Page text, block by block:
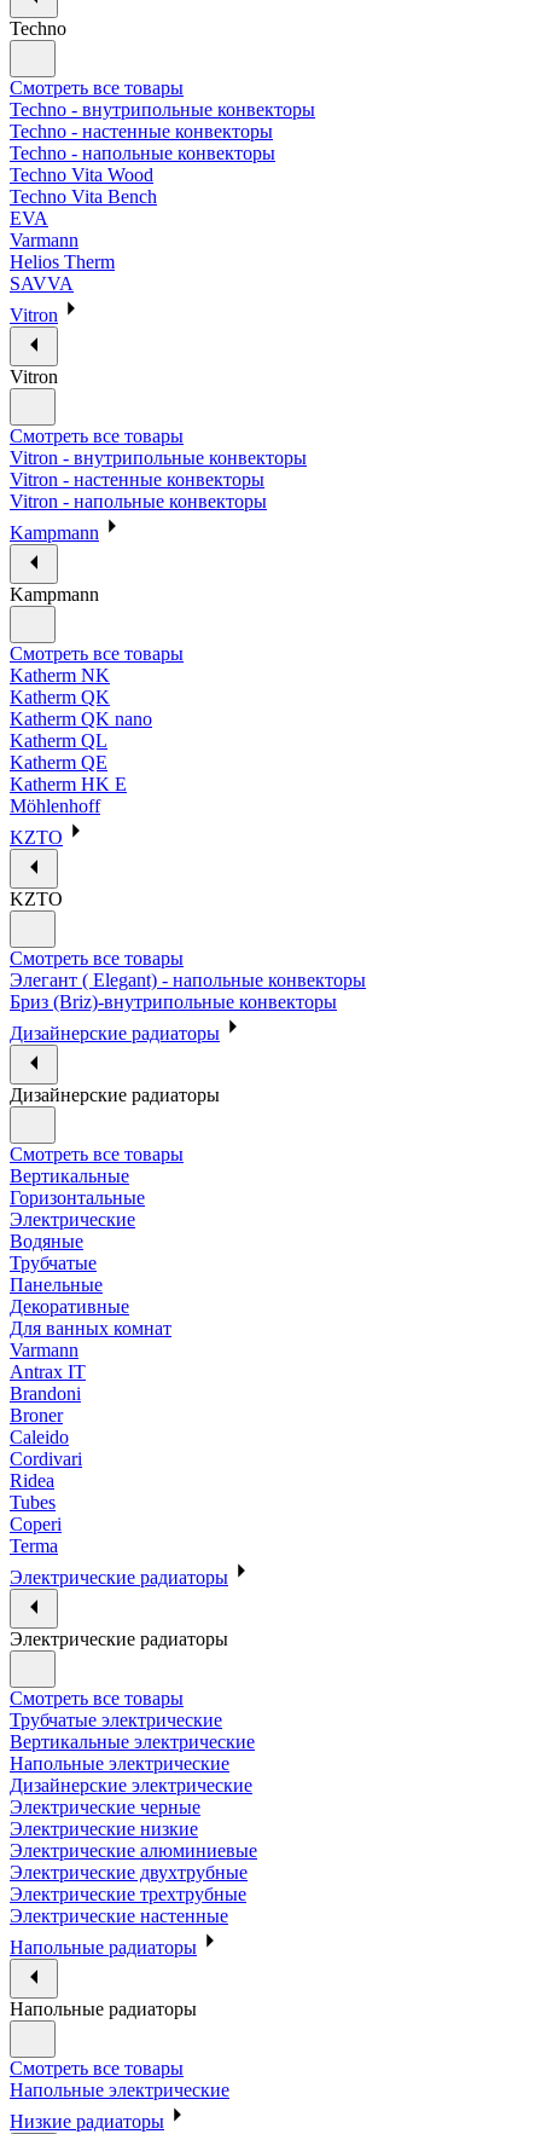
Techno
Смотреть все товары
Techno - внутрипольные конвекторы
Techno - настенные конвекторы
Techno - напольные конвекторы
Techno Vita Wood
Techno Vita Bench
EVA
Varmann
Helios Therm
SAVVA
Vitron
Vitron
Смотреть все товары
Vitron - внутрипольные конвекторы
Vitron - настенные конвекторы
Vitron - напольные конвекторы
Kampmann
Kampmann
Смотреть все товары
Katherm NK
Katherm QK
Katherm QK nano
Katherm QL
Katherm QE
Katherm HK E
Möhlenhoff
KZTO
KZTO
Смотреть все товары
Элегант ( Elegant) - напольные конвекторы
Бриз (Briz)-внутрипольные конвекторы
Дизайнерские радиаторы
Дизайнерские радиаторы
Смотреть все товары
Вертикальные
Горизонтальные
Электрические
Водяные
Трубчатые
Панельные
Декоративные
Для ванных комнат
Varmann
Antrax IT
Brandoni
Broner
Caleido
Cordivari
Ridea
Tubes
Coperi
Terma
Электрические радиаторы
Электрические радиаторы
Смотреть все товары
Трубчатые электрические
Вертикальные электрические
Напольные электрические
Дизайнерские электрические
Электрические черные
Электрические низкие
Электрические алюминиевые
Электрические двухтрубные
Электрические трехтрубные
Электрические настенные
Напольные радиаторы
Напольные радиаторы
Смотреть все товары
Напольные электрические
Низкие радиаторы